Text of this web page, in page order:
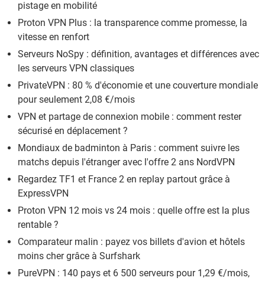
pistage en mobilité
Proton VPN Plus : la transparence comme promesse, la
vitesse en renfort
Serveurs NoSpy : définition, avantages et différences avec
les serveurs VPN classiques
PrivateVPN : 80 % d'économie et une couverture mondiale
pour seulement 2,08 €/mois
VPN et partage de connexion mobile : comment rester
sécurisé en déplacement ?
Mondiaux de badminton à Paris : comment suivre les
matchs depuis l'étranger avec l'offre 2 ans NordVPN
Regardez TF1 et France 2 en replay partout grâce à
ExpressVPN
Proton VPN 12 mois vs 24 mois : quelle offre est la plus
rentable ?
Comparateur malin : payez vos billets d'avion et hôtels
moins cher grâce à Surfshark
PureVPN : 140 pays et 6 500 serveurs pour 1,29 €/mois,